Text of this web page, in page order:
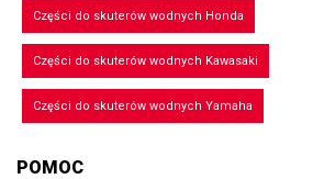
Części do skuterów wodnych Honda
Części do skuterów wodnych Kawasaki
Części do skuterów wodnych Yamaha
POMOC